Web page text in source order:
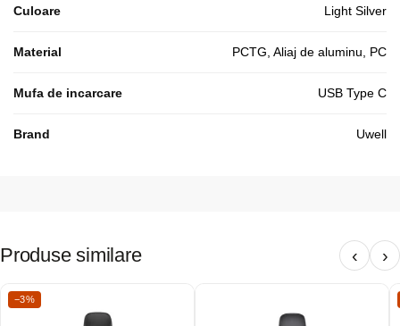
Culoare Light Silver
Material PCTG, Aliaj de aluminu, PC
Mufa de incarcare USB Type C
Brand Uwell
Produse similare ‹ ›
−3%